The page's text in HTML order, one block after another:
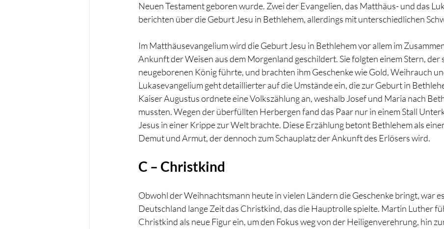
Neuen Testament geboren wurde. Zwei der Evangelien, das Matthäus- und das
berichten über die Geburt Jesu in Bethlehem, allerdings mit unterschiedlichen
Im Matthäusevangelium wird die Geburt Jesu in Bethlehem vor allem im
Ankunft der Weisen aus dem Morgenland geschildert. Sie folgten einem Stern, der
neugeborenen König führte, und brachten ihm Geschenke wie Gold, Weihrauch
Lukasevangelium geht detaillierter auf die Umstände ein, die zur Geburt in
Kaiser Augustus ordnete eine Volkszählung an, weshalb Josef und Maria nach
mussten. Wegen der überfüllten Herbergen fand das Paar nur in einem Stall
Jesus in einer Krippe zur Welt brachte. Diese Erzählung betont Bethlehem als
Demut und Armut, der dennoch zum Schauplatz der Ankunft des Erlösers wird.
C – Christkind
Obwohl der Weihnachtsmann heute in vielen Ländern die Geschenke bringt, war
Deutschland lange Zeit das Christkind, das die Hauptrolle spielte. Martin Luther
Christkind als neue Figur ein, um den Fokus weg von der Heiligenverehrung, hin